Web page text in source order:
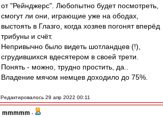
от "Рейнджерс". Любопытно будет посмотреть,
смогут ли они, играющие уже на ободах,
выстоять в Глазго, когда хозяев погонят вперёд
трибуны и счёт.
Непривычно было видеть шотландцев (!),
сгрудившихся вдесятером в своей трети.
Понять - можно, трудно простить, да..
Владение мячом немцев доходило до 75%.
Редактировалось 29 апр 2022 00:11
mmmmm -